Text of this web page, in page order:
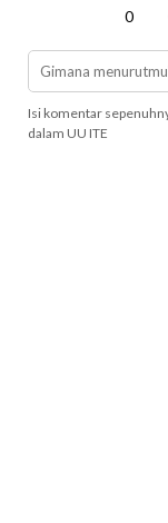
0
Isi komentar
dalam UU ITE